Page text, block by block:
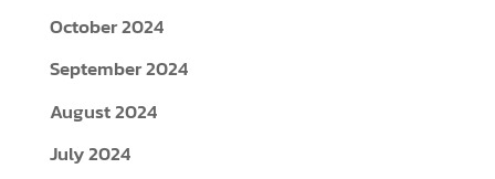
October 2024
September 2024
August 2024
July 2024